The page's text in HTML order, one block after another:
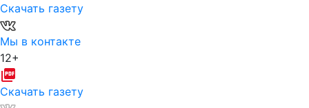
Скачать газету
Мы в контакте
12+
Скачать газету